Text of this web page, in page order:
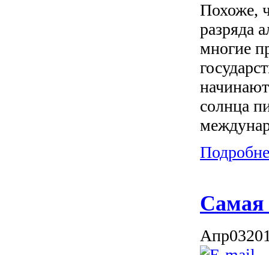
Похоже,
разряда
многие
солнца
Самая
Апр03